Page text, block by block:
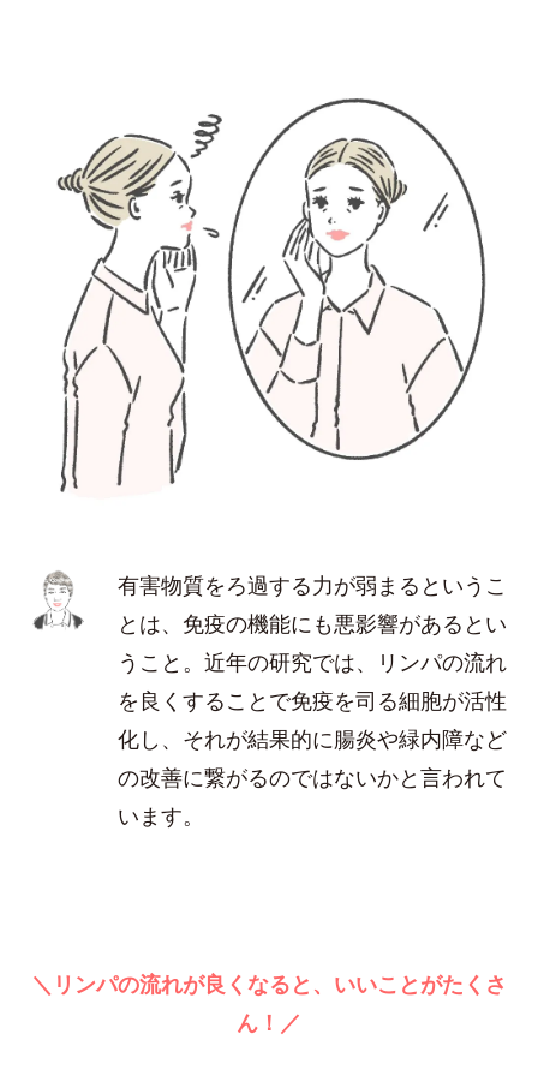
有害物質をろ過する力が弱まるというこ
とは、免疫の機能にも悪影響があるとい
うこと。近年の研究では、リンパの流れ
を良くすることで免疫を司る細胞が活性
化し、それが結果的に腸炎や緑内障など
の改善に繋がるのではないかと言われて
います。
＼リンパの流れが良くなると、いいことがたくさ
ん！／